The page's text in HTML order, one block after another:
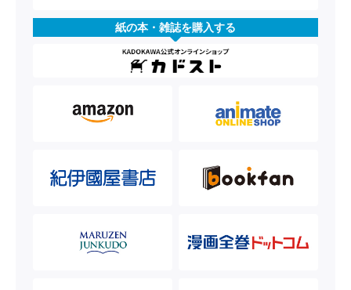
紙の本・雑誌を購入する